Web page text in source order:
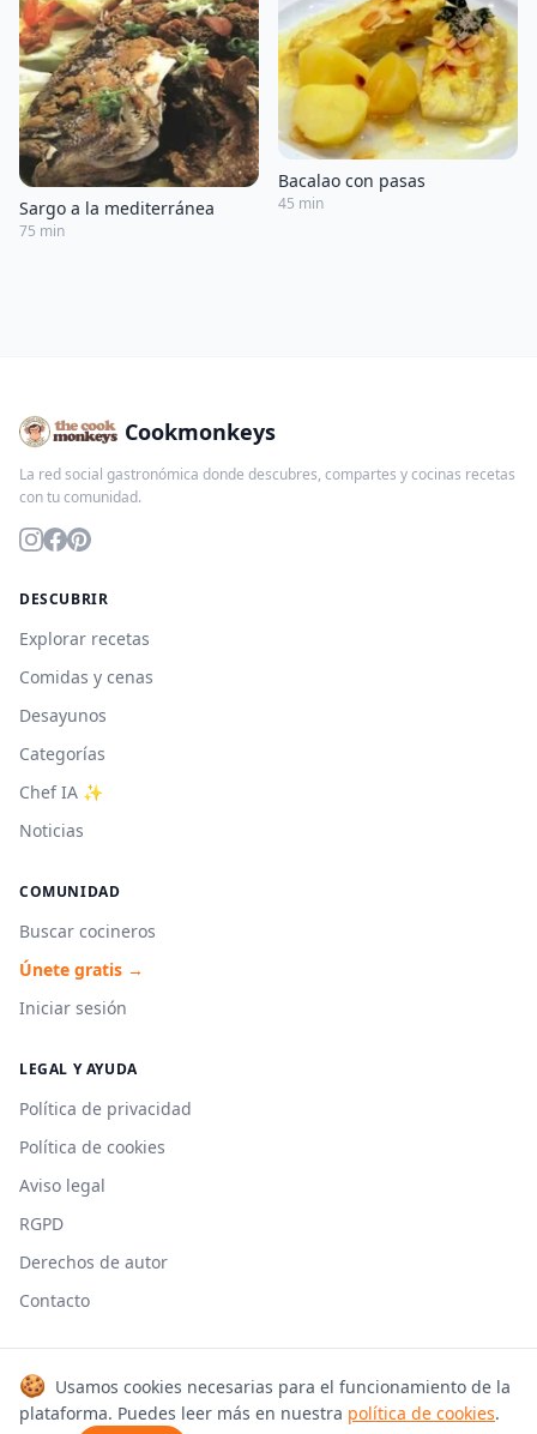
Sargo a la mediterránea
75 min
Bacalao con pasas
45 min
Cookmonkeys
La red social gastronómica donde descubres, compartes y cocinas recetas
con tu comunidad.
DESCUBRIR
Explorar recetas
Comidas y cenas
Desayunos
Categorías
Chef IA ✨
Noticias
COMUNIDAD
Buscar cocineros
Únete gratis →
Iniciar sesión
LEGAL Y AYUDA
Política de privacidad
Política de cookies
Aviso legal
RGPD
Derechos de autor
Contacto
© 2026 Cookmonkeys. Todos los derechos reservados.
Hecho con 🍳 en España
🍪 Usamos cookies necesarias para el funcionamiento de la
plataforma. Puedes leer más en nuestra política de cookies.